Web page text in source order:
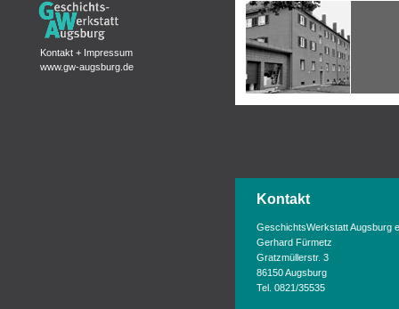
Kontakt
GeschichtsWerkstatt Augsburg
Gerhard Fürmetz
Gratzmüllerstr. 3
86150 Augsburg
Tel. 0821/35535